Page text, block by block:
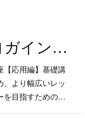
【応用編】空中ヨガインストラクター養成講座
【応用編】基礎講
、より幅広いレッ
を目指すための…